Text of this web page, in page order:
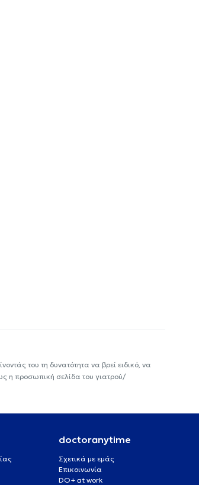
του τη δυνατότητα να βρεί ειδικό, να
η προσωπική σελίδα του γιατρού/
doctoranytime
Σχετικά με εμάς
Επικοινωνία
DO+ at work